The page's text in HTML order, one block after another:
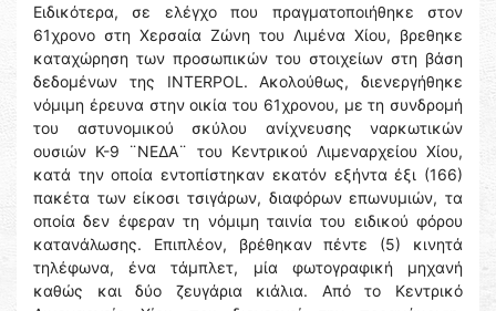
Ειδικότερα, σε ελέγχο που πραγματοποιήθηκε στον
61χρονο στη Χερσαία Ζώνη του Λιμένα Χίου, βρεθηκε
καταχώρηση των προσωπικών του στοιχείων στη βάση
δεδομένων της INTERPOL. Ακολούθως, διενεργήθηκε
νόμιμη έρευνα στην οικία του 61χρονου, με τη συνδρομή
του αστυνομικού σκύλου ανίχνευσης ναρκωτικών
ουσιών Κ-9 ¨ΝΕΔΑ¨ του Κεντρικού Λιμεναρχείου Χίου,
κατά την οποία εντοπίστηκαν εκατόν εξήντα έξι (166)
πακέτα των είκοσι τσιγάρων, διαφόρων επωνυμιών, τα
οποία δεν έφεραν τη νόμιμη ταινία του ειδικού φόρου
κατανάλωσης. Επιπλέον, βρέθηκαν πέντε (5) κινητά
τηλέφωνα, ένα τάμπλετ, μία φωτογραφική μηχανή
καθώς και δύο ζευγάρια κιάλια. Από το Κεντρικό